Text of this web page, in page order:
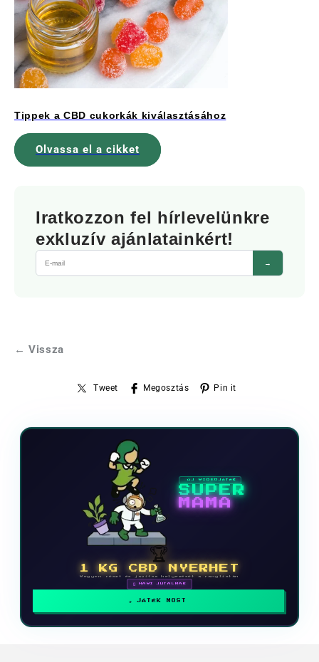
Tippek a CBD cukorkák kiválasztásához
Olvassa el a cikket
Iratkozzon fel hírlevelünkre
exkluzív ajánlatainkért!
→
← Vissza
Tweet Megosztás Pin it
ÚJ VIDEOJÁTÉK
SUPER
MAMA
🏆
1 KG CBD NYERHET
Vegyen részt és javítsa helyezését a ranglistán
🗓 HAVI JUTALMAK
JÁTÉK MOST